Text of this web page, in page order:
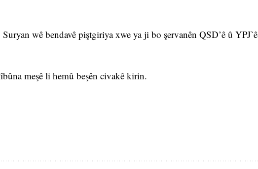
wê bendavê piştgiriya xwe ya ji bo şervanên QSD’ê û YPJˋê
meşê li hemû beşên civakê kirin.